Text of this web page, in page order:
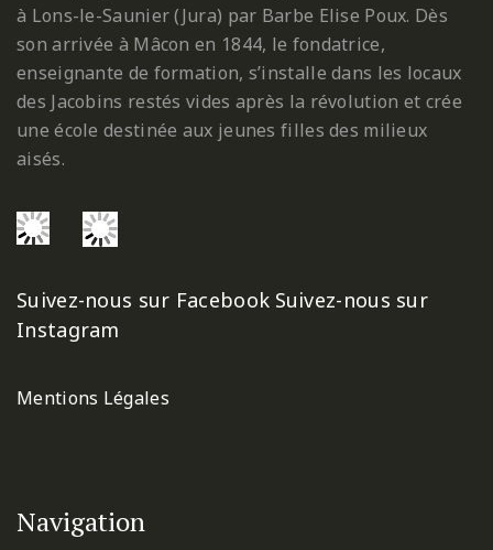
à Lons-le-Saunier (Jura) par Barbe Elise Poux. Dès
son arrivée à Mâcon en 1844, le fondatrice,
enseignante de formation, s’installe dans les locaux
des Jacobins restés vides après la révolution et crée
une école destinée aux jeunes filles des milieux
aisés.
Suivez-nous sur Facebook Suivez-nous sur
Instagram
Mentions Légales
Navigation